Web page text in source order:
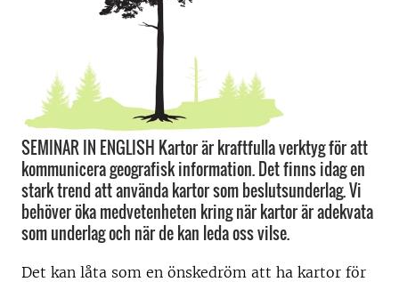
SEMINAR IN ENGLISH Kartor är kraftfulla verktyg för att
kommunicera geografisk information. Det finns idag en
stark trend att använda kartor som beslutsunderlag. Vi
behöver öka medvetenheten kring när kartor är adekvata
som underlag och när de kan leda oss vilse.
Det kan låta som en önskedröm att ha kartor för